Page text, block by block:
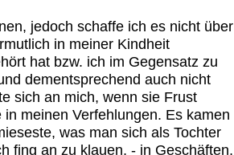
jedoch schaffe ich es nicht über
in meiner Kindheit
hat bzw. ich im Gegensatz zu
dementsprechend auch nicht
sich an mich, wenn sie Frust
meinen Verfehlungen. Es kamen
was man sich als Tochter
fing an zu klauen, - in Geschäften,